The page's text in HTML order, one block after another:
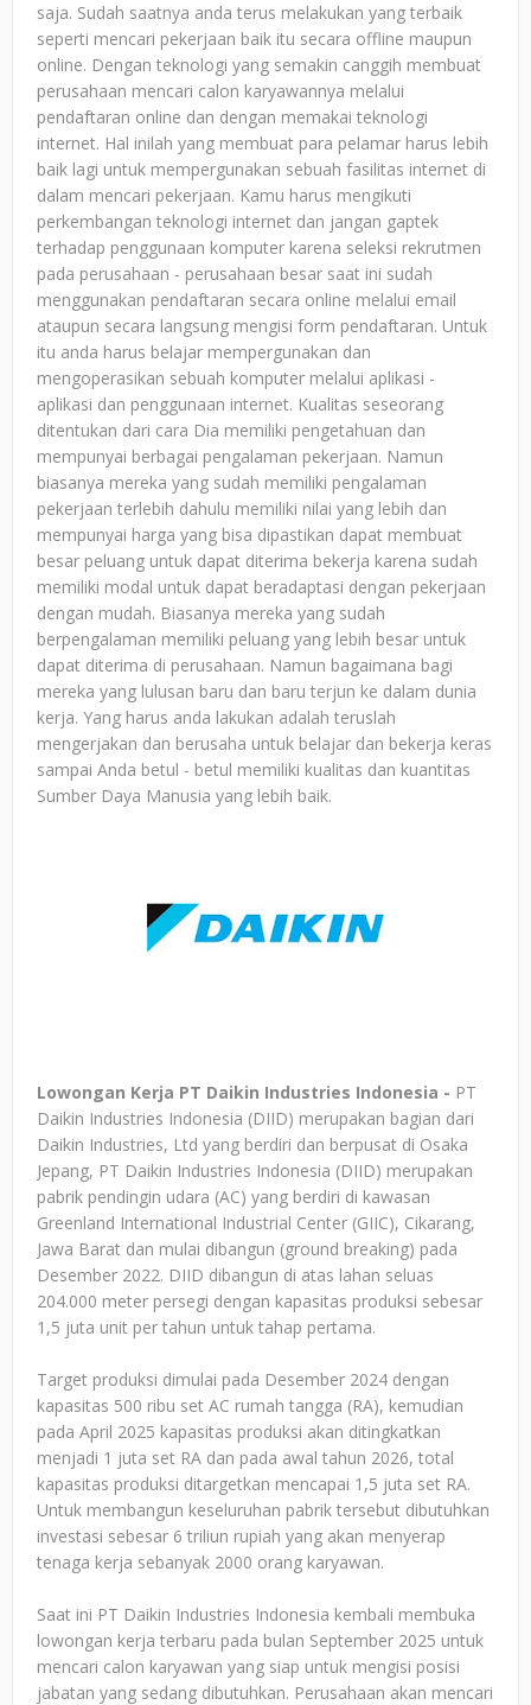
saja. Sudah saatnya anda terus melakukan yang terbaik
seperti mencari pekerjaan baik itu secara offline maupun
online. Dengan teknologi yang semakin canggih membuat
perusahaan mencari calon karyawannya melalui
pendaftaran online dan dengan memakai teknologi
internet. Hal inilah yang membuat para pelamar harus lebih
baik lagi untuk mempergunakan sebuah fasilitas internet di
dalam mencari pekerjaan. Kamu harus mengikuti
perkembangan teknologi internet dan jangan gaptek
terhadap penggunaan komputer karena seleksi rekrutmen
pada perusahaan - perusahaan besar saat ini sudah
menggunakan pendaftaran secara online melalui email
ataupun secara langsung mengisi form pendaftaran. Untuk
itu anda harus belajar mempergunakan dan
mengoperasikan sebuah komputer melalui aplikasi -
aplikasi dan penggunaan internet. Kualitas seseorang
ditentukan dari cara Dia memiliki pengetahuan dan
mempunyai berbagai pengalaman pekerjaan. Namun
biasanya mereka yang sudah memiliki pengalaman
pekerjaan terlebih dahulu memiliki nilai yang lebih dan
mempunyai harga yang bisa dipastikan dapat membuat
besar peluang untuk dapat diterima bekerja karena sudah
memiliki modal untuk dapat beradaptasi dengan pekerjaan
dengan mudah. Biasanya mereka yang sudah
berpengalaman memiliki peluang yang lebih besar untuk
dapat diterima di perusahaan. Namun bagaimana bagi
mereka yang lulusan baru dan baru terjun ke dalam dunia
kerja. Yang harus anda lakukan adalah teruslah
mengerjakan dan berusaha untuk belajar dan bekerja keras
sampai Anda betul - betul memiliki kualitas dan kuantitas
Sumber Daya Manusia yang lebih baik.
Lowongan Kerja PT Daikin Industries Indonesia - PT
Daikin Industries Indonesia (DIID) merupakan bagian dari
Daikin Industries, Ltd yang berdiri dan berpusat di Osaka
Jepang, PT Daikin Industries Indonesia (DIID) merupakan
pabrik pendingin udara (AC) yang berdiri di kawasan
Greenland International Industrial Center (GIIC), Cikarang,
Jawa Barat dan mulai dibangun (ground breaking) pada
Desember 2022. DIID dibangun di atas lahan seluas
204.000 meter persegi dengan kapasitas produksi sebesar
1,5 juta unit per tahun untuk tahap pertama.
Target produksi dimulai pada Desember 2024 dengan
kapasitas 500 ribu set AC rumah tangga (RA), kemudian
pada April 2025 kapasitas produksi akan ditingkatkan
menjadi 1 juta set RA dan pada awal tahun 2026, total
kapasitas produksi ditargetkan mencapai 1,5 juta set RA.
Untuk membangun keseluruhan pabrik tersebut dibutuhkan
investasi sebesar 6 triliun rupiah yang akan menyerap
tenaga kerja sebanyak 2000 orang karyawan.
Saat ini PT Daikin Industries Indonesia kembali membuka
lowongan kerja terbaru pada bulan September 2025 untuk
mencari calon karyawan yang siap untuk mengisi posisi
jabatan yang sedang dibutuhkan. Perusahaan akan mencari